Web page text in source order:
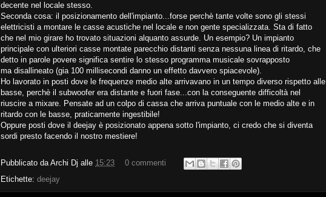
decente nel locale stesso.
Seconda cosa: il posizionamento dell'impianto...forse perchè tante volte sono gli stessi
elettricisti a montare le casse acustiche nel locale e non gente specializzata. Sta di fatto
che nel mio girare ho trovato situazioni alquanto assurde. Un esempio? Un impianto
principale con ulteriori casse montate parecchio distanti senza nessuna linea di ritardo, che
detto in parole povere significa sentire lo stesso programma musicale sovrapposto
ma disallineato (gia 100 millisecondi danno un effetto davvero spiacevole).
Ho lavorato in posti dove le frequenze medio alte arrivavano in un tempo diverso rispetto alle
basse, perchè il subwoofer era distante e fuori fase...con la conseguente difficoltà nel
riuscire a mixare. Pensate ad un colpo di cassa che arriva puntuale con le medio alte e in
ritardo con le basse, praticamente ingestibile!
Oppure posti dove il deejay è posizionato appena sotto l'impianto, ci credo che si diventa
sordi presto facendo il nostro mestiere!
Pubblicato daArchi Dj alle 15:23
0 commenti
Etichette: deejay